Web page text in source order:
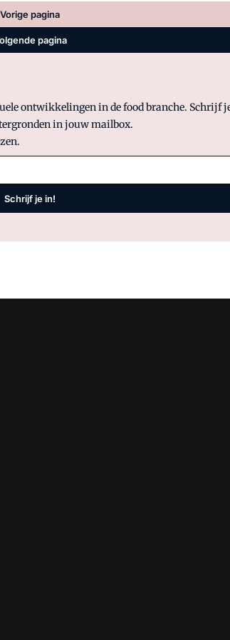
Vorige pagina
pagina
ontwikkelingen in de food branche. Schrijf
in jouw mailbox.
Schrijf je in!